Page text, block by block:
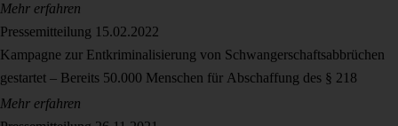
Mehr erfahren
Pressemitteilung 15.02.2022
Kampagne zur Entkriminalisierung von Schwangerschaftsabbrüchen
gestartet – Bereits 50.000 Menschen für Abschaffung des § 218
Mehr erfahren